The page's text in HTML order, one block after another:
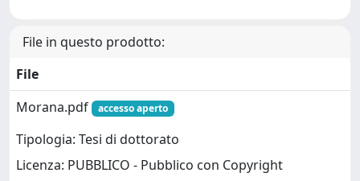
File in questo prodotto:
File
Morana.pdf
accesso aperto
Tipologia: Tesi di dottorato
Licenza: PUBBLICO - Pubblico con Copyright